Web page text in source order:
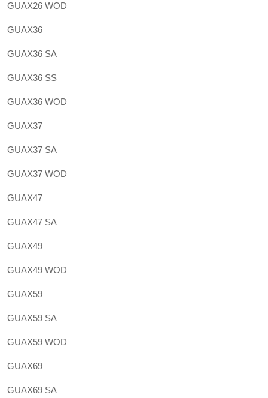
GUAX26 WOD
GUAX36
GUAX36 SA
GUAX36 SS
GUAX36 WOD
GUAX37
GUAX37 SA
GUAX37 WOD
GUAX47
GUAX47 SA
GUAX49
GUAX49 WOD
GUAX59
GUAX59 SA
GUAX59 WOD
GUAX69
GUAX69 SA